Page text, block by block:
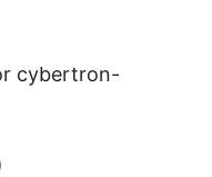
cybertron-